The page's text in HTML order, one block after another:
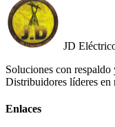
JD
Soluciones con
Distribuidores líderes en
Enlaces